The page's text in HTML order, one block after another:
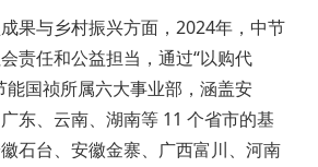
果与乡村振兴方面，2024年，中节
责任和公益担当，通过“以购代
能国祯所属六大事业部，涵盖安
东、云南、湖南等 11 个省市的基
石台、安徽金寨、广西富川、河南